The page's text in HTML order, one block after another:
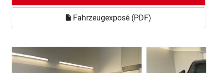
Fahrzeugexposé (PDF)